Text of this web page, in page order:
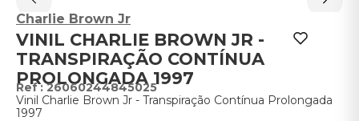
Charlie Brown Jr
VINIL CHARLIE BROWN JR -
TRANSPIRAÇÃO CONTÍNUA
PROLONGADA 1997
:26060244845025
Vinil Charlie Brown Jr - Transpiração Contínua Prolongada
1997